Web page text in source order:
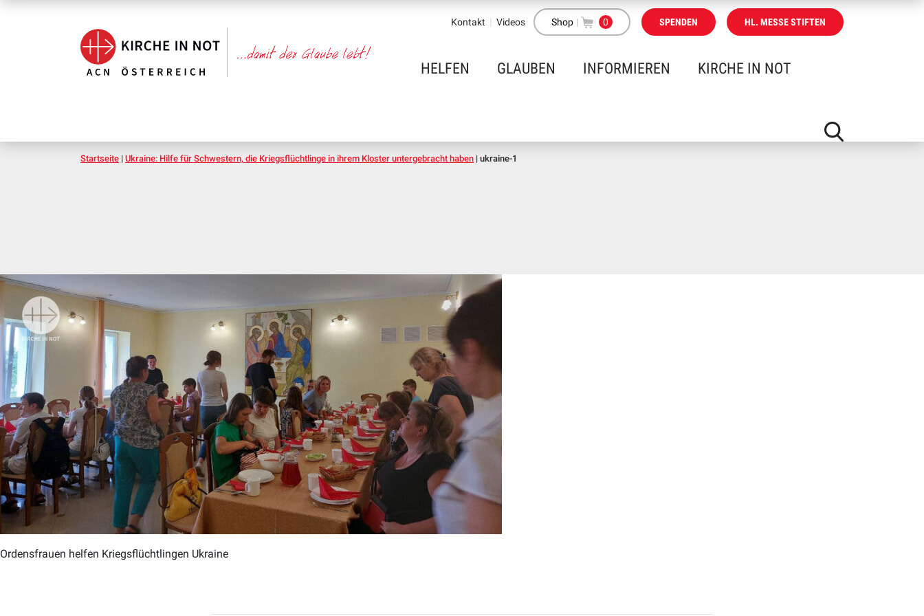
Kontakt Videos Shop | 0 SPENDEN HL. MESSE STIFTEN
HELFEN GLAUBEN INFORMIEREN KIRCHE IN NOT
Startseite | Ukraine: Hilfe für Schwestern, die Kriegsflüchtlinge in ihrem Kloster untergebracht haben | ukraine-1
Ordensfrauen helfen Kriegsflüchtlingen Ukraine